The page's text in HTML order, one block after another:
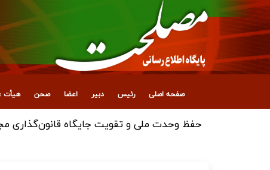
صفحه اصلی رئیس دبیر اعضا صحن هیأت
حفظ وحدت ملی و تقویت جایگاه قانون‌گذاری